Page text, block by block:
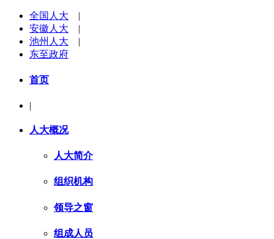
全国人大 |
安徽人大 |
池州人大 |
东至政府
首页
|
人大概况
人大简介
组织机构
领导之窗
组成人员